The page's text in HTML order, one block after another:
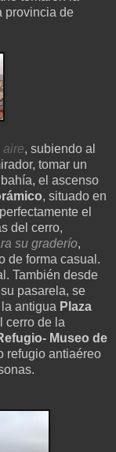
provincia de
aire, subiendo al
tomar un
el ascenso
, situado en
el
del cerro,
su graderío,
de forma casual.
También desde
pasarela, se
antigua Plaza
cerro de la
Museo de
refugio antiaéreo